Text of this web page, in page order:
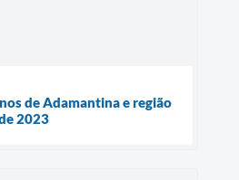
de Adamantina e região
2023